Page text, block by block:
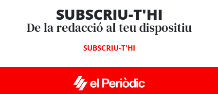
SUBSCRIU-T'HI
De la redacció al teu dispositiu
SUBSCRIU-T'HI